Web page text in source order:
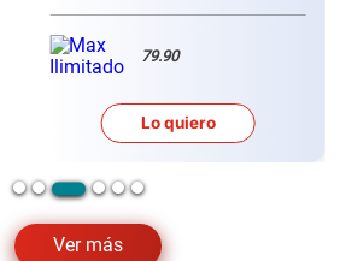
Ver más
79.90
Lo quiero